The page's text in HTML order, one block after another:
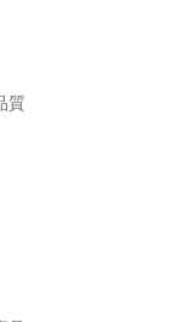
質